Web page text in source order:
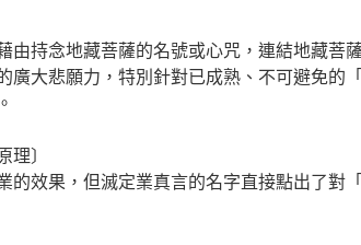
由持念地藏菩薩的名號或心咒，連結地藏菩
廣大悲願力，特別針對已成熟、不可避免的
理〕
的效果，但滅定業真言的名字直接點出了對